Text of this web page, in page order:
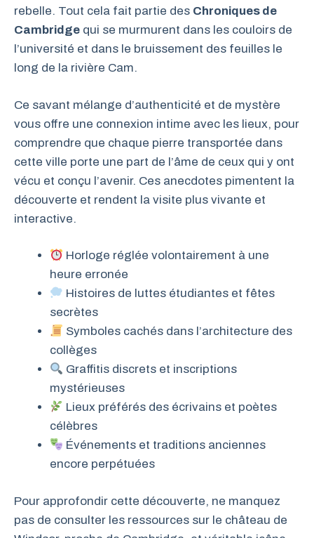
rebelle. Tout cela fait partie des Chroniques de
Cambridge qui se murmurent dans les couloirs de
l’université et dans le bruissement des feuilles le
long de la rivière Cam.
Ce savant mélange d’authenticité et de mystère
vous offre une connexion intime avec les lieux, pour
comprendre que chaque pierre transportée dans
cette ville porte une part de l’âme de ceux qui y ont
vécu et conçu l’avenir. Ces anecdotes pimentent la
découverte et rendent la visite plus vivante et
interactive.
Horloge réglée volontairement à une
heure erronée
Histoires de luttes étudiantes et fêtes
secrètes
Symboles cachés dans l’architecture des
collèges
Graffitis discrets et inscriptions
mystérieuses
Lieux préférés des écrivains et poètes
célèbres
Événements et traditions anciennes
encore perpétuées
Pour approfondir cette découverte, ne manquez
pas de consulter les ressources sur le château de